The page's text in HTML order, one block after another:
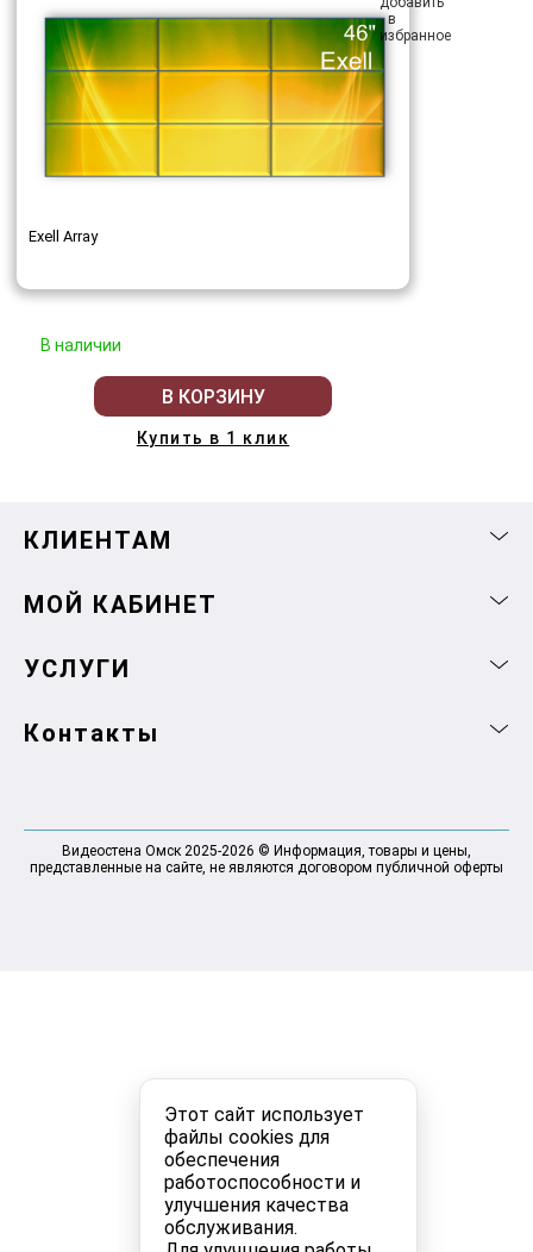
Этот сайт использует
файлы cookies для
обеспечения
работоспособности и
улучшения качества
обслуживания.
Exell Array
В наличии
В КОРЗИНУ
Купить в 1 клик
КЛИЕНТАМ
МОЙ КАБИНЕТ
УСЛУГИ
Контакты
Видеостена Омск 2025-2026 © Информация, товары и цены,
представленные на сайте, не являются договором публичной оферты